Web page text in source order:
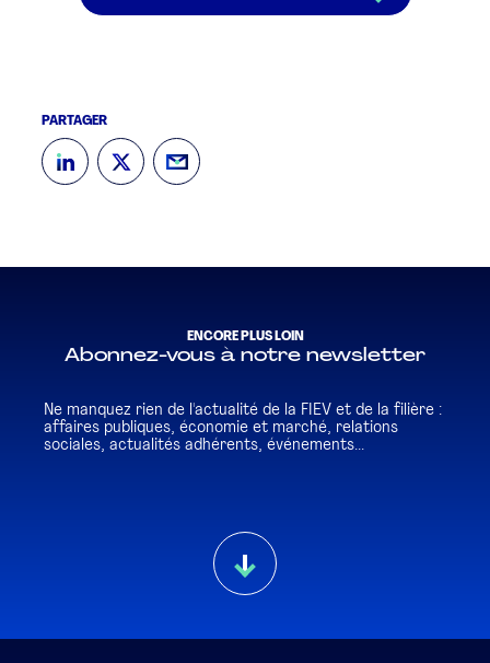
PARTAGER
ENCORE PLUS LOIN
Abonnez-vous à notre newsletter
Ne manquez rien de l'actualité de la FIEV et de la filière :
affaires publiques, économie et marché, relations
sociales, actualités adhérents, événements...